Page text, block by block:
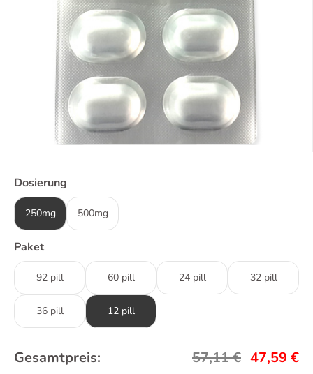
Dosierung
250mg 500mg
Paket
92 pill 60 pill 24 pill 32 pill
36 pill 12 pill
Gesamtpreis: 57,11€ 47,59 €